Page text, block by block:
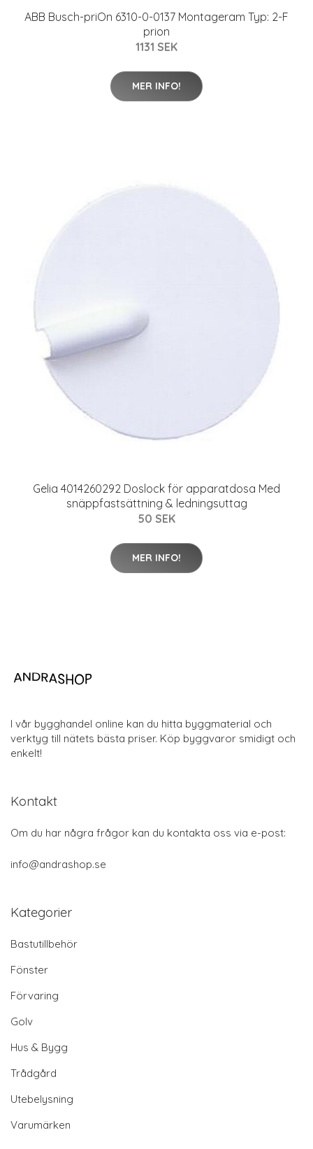
ABB Busch-priOn 6310-0-0137 Montageram Typ: 2-F
prion
1131 SEK
MER INFO!
Gelia 4014260292 Doslock för apparatdosa Med
snäppfastsättning & ledningsuttag
50 SEK
MER INFO!
I vår bygghandel online kan du hitta byggmaterial och
verktyg till nätets bästa priser. Köp byggvaror smidigt och
enkelt!
Kontakt
Om du har några frågor kan du kontakta oss via e-post:
info@andrashop.se
Kategorier
Bastutillbehör
Fönster
Förvaring
Golv
Hus & Bygg
Trådgård
Utebelysning
Varumärken